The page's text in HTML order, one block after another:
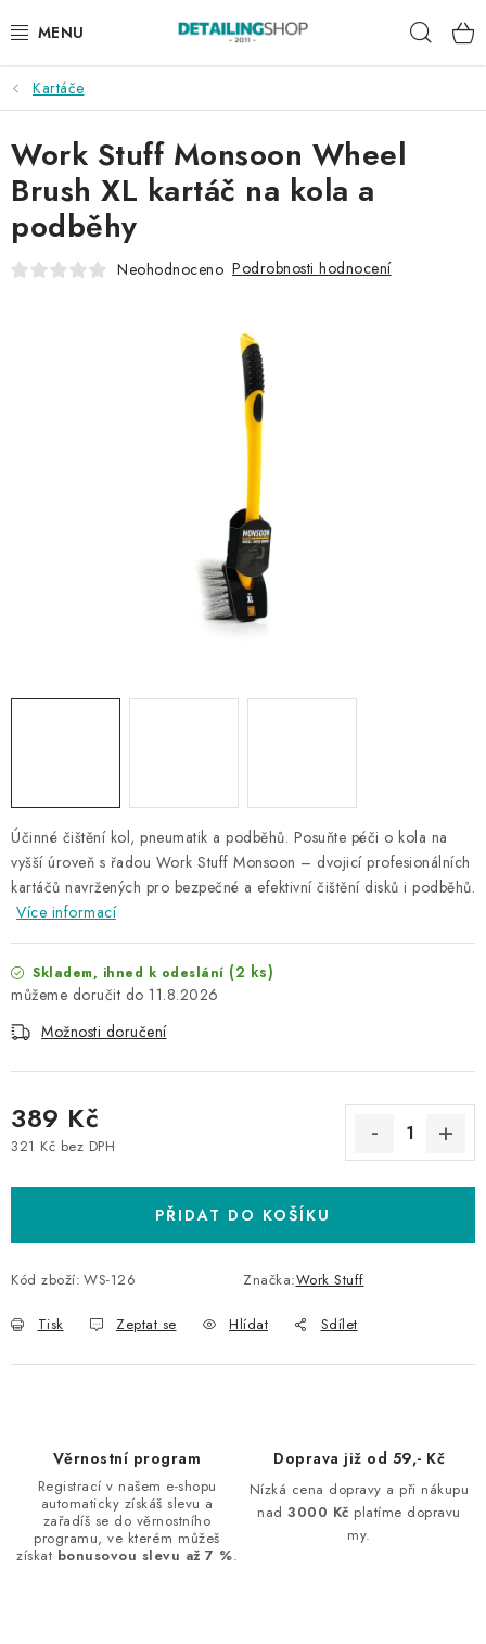
na
AKCE
NOVINKY
EXTERIÉR
INTERIÉR
Kartáče
Účinné čištění kol, pneumatik a podběhů. Posuňte péči o kola na
vyšší úroveň s řadou Work Stuff Monsoon – dvojicí profesionálních
kartáčů navržených pro bezpečné a efektivní čištění disků i podběhů.
Více informací
Skladem, ihned k odeslání (2 ks)
11.8.2026
Možnosti doručení
389 Kč
321 Kč bez DPH
PŘIDAT DO KOŠÍKU
Kód zboží: WS-126 Značka:Work Stuff
Tisk Zeptat se Hlídat Sdílet
Work Stuff Monsoon Wheel
Brush XL kartáč na kola a
podběhy
Neohodnoceno Podrobnosti hodnocení
Věrnostní program
Registrací v našem e-shopu
automaticky získáš slevu a
zařadíš se do věrnostního
programu, ve kterém můžeš
získat bonusovou slevu až 7 %.
Doprava již od 59,- Kč
Nízká cena dopravy a při nákupu
nad3000 Kč platíme dopravu
my.